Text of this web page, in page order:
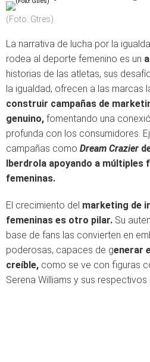
(Foto: Gtres)
La narrativa de lucha por la
rodea al deporte femenino es un
historias de las atletas, sus
la igualdad, ofrecen a las marcas
construir campañas de
genuino, fomentando una
profunda con los consumidores.
campañas como Dream Crazier
Iberdrola apoyando a múltiples
femeninas.
El crecimiento del marketing de
femeninas es otro pilar. Su
base de fans las convierten en
poderosas, capaces de generar
creíble, como se ve con figuras
Serena Williams y sus